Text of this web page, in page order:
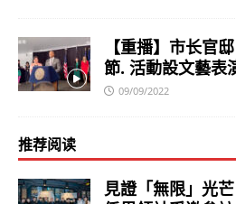
【重播】市长官
節. 活動設文藝表
09/09/2022
推荐阅读
見證「無限」光